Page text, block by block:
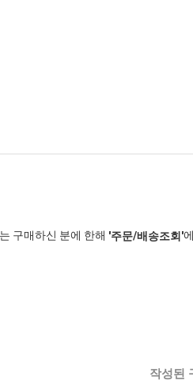
구매하신 분에 한해 '주문/배송조회'
작성된